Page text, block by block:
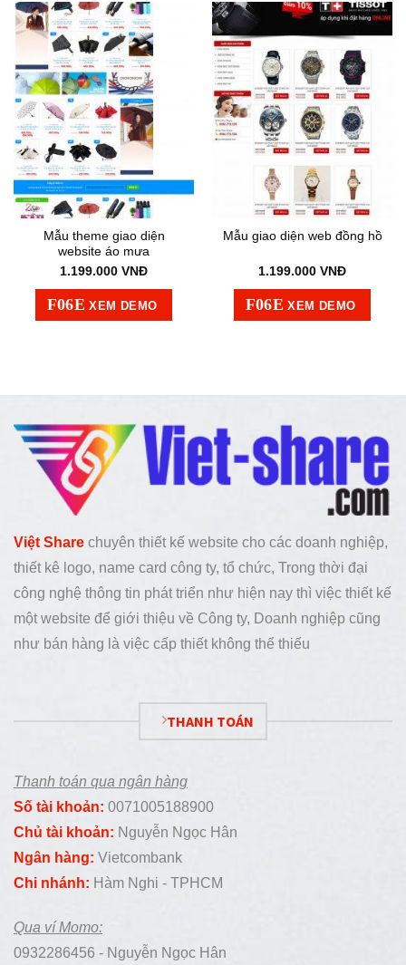
Mẫu theme giao diện
website áo mưa
1.199.000 VNĐ
XEM DEMO
Mẫu giao diện web đồng hồ
1.199.000 VNĐ
XEM DEMO
Việt Share chuyên thiết kế website cho các doanh nghiệp,
thiết kê logo, name card công ty, tổ chức, Trong thời đại
công nghệ thông tin phát triển như hiện nay thì việc thiết kế
một website để giới thiệu về Công ty, Doanh nghiệp cũng
như bán hàng là việc cấp thiết không thể thiếu
THANH TOÁN
Thanh toán qua ngân hàng
Số tài khoản: 0071005188900
Chủ tài khoản: Nguyễn Ngọc Hân
Ngân hàng: Vietcombank
Chi nhánh: Hàm Nghi - TPHCM
Qua ví Momo:
0932286456 - Nguyễn Ngọc Hân